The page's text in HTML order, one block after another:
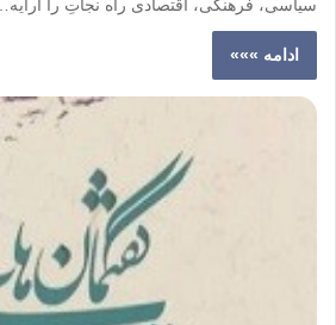
سیاسی، فرهنگی، اقتصادی راه نجاتِ را ارایه…
ادامه »»»